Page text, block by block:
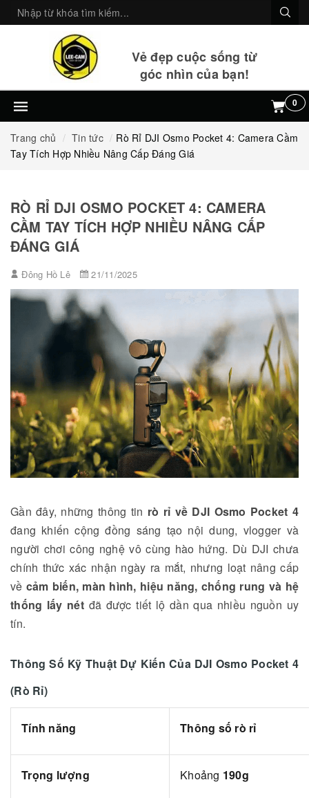
Vẻ đẹp cuộc sống từ
góc nhìn của bạn!
0
Trang chủ Tin tức
Rò Rỉ DJI Osmo Pocket 4: Camera Cầm
Tay Tích Hợp Nhiều Nâng Cấp Đáng Giá
RÒ RỈ DJI OSMO POCKET 4: CAMERA
CẦM TAY TÍCH HỢP NHIỀU NÂNG CẤP
ĐÁNG GIÁ
Đông Hồ Lê 21/11/2025
Gần đây, những thông tin rò rỉ về DJI Osmo Pocket 4
đang khiến cộng đồng sáng tạo nội dung, vlogger và
người chơi công nghệ vô cùng hào hứng. Dù DJI chưa
chính thức xác nhận ngày ra mắt, nhưng loạt nâng cấp
về cảm biến, màn hình, hiệu năng, chống rung và hệ
thống lấy nétđã được tiết lộ dần qua nhiều nguồn uy
tín.
Thông Số Kỹ Thuật Dự Kiến Của DJI Osmo Pocket 4
(Rò Rỉ)
Tính năng Thông số rò rỉ
Trọng lượng Khoảng 190g